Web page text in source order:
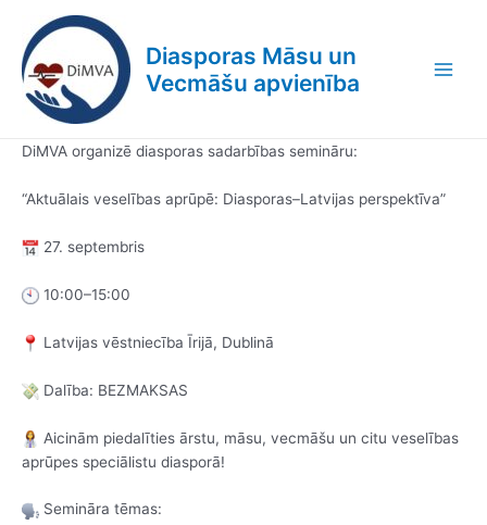
content
Diasporas Māsu un
Vecmāšu apvienība
DiMVA organizē diasporas sadarbības semināru:
“Aktuālais veselības aprūpē: Diasporas–Latvijas perspektīva”
27. septembris
10:00–15:00
Latvijas vēstniecība Īrijā, Dublinā
Dalība: BEZMAKSAS
Aicinām piedalīties ārstu, māsu, vecmāšu un citu veselības
aprūpes speciālistu diasporā!
Semināra tēmas:
navigation